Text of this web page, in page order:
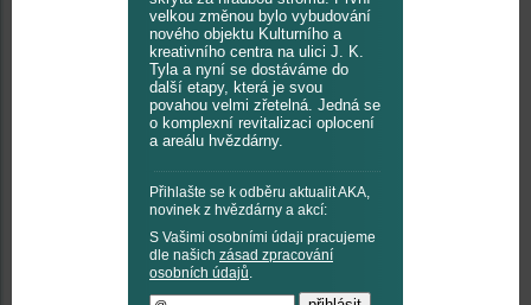
velkou změnou bylo vybudování
nového objektu Kulturního a
kreativního centra na ulici J. K.
Tyla a nyní se dostáváme do
další etapy, která je svou
povahou velmi zřetelná. Jedná se
o komplexní revitalizaci oplocení
a areálu hvězdárny.
Přihlašte se k odběru aktualit AKA,
novinek z hvězdárny a akcí:
S Vašimi osobními údaji pracujeme
dle našich zásad zpracování
osobních údajů.